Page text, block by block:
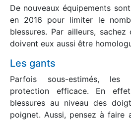
De nouveaux équipements
en 2016 pour limiter le
blessures. Par ailleurs,
doivent eux aussi être
Les gants
Parfois sous-estimés,
protection efficace. En
blessures au niveau des
poignet. Aussi, pensez à